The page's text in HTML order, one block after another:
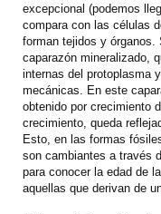
excepcional (podemos
compara con las células
forman tejidos y órganos.
caparazón mineralizado,
internas del protoplasma
mecánicas. En este
obtenido por crecimiento
crecimiento, queda
Esto, en las formas
son cambiantes a través
para conocer la edad de
aquellas que derivan de